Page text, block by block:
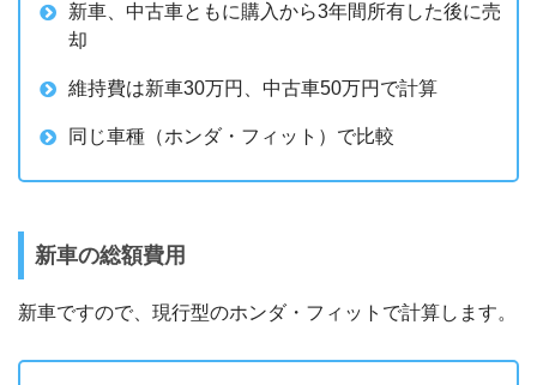
新車、中古車ともに購入から3年間所有した後に売
却
維持費は新車30万円、中古車50万円で計算
同じ車種（ホンダ・フィット）で比較
新車の総額費用
新車ですので、現行型のホンダ・フィットで計算します。